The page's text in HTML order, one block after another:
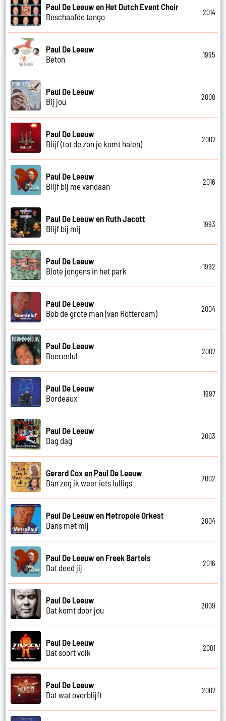
Paul De Leeuw en Het Dutch Event Choir
Beschaafde tango
2014
Paul De Leeuw
Beton
1995
Paul De Leeuw
Bij jou
2008
Paul De Leeuw
Blijf (tot de zon je komt halen)
2007
Paul De Leeuw
Blijf bij me vandaan
2016
Paul De Leeuw en Ruth Jacott
Blijf bij mij
1993
Paul De Leeuw
Blote jongens in het park
1992
Paul De Leeuw
Bob de grote man (van Rotterdam)
2004
Paul De Leeuw
Boerenlul
2007
Paul De Leeuw
Bordeaux
1997
Paul De Leeuw
Dag dag
2003
Gerard Cox en Paul De Leeuw
Dan zeg ik weer iets lulligs
2002
Paul De Leeuw en Metropole Orkest
Dans met mij
2004
Paul De Leeuw en Freek Bartels
Dat deed jij
2016
Paul De Leeuw
Dat komt door jou
2009
Paul De Leeuw
Dat soort volk
2001
Paul De Leeuw
Dat wat overblijft
2007